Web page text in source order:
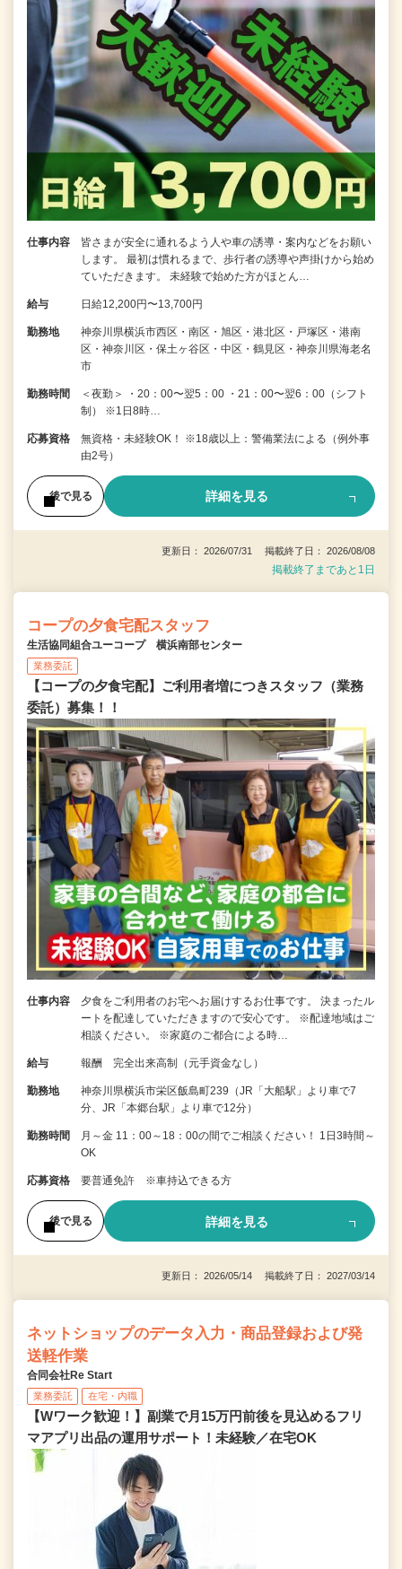
仕事内容
皆さまが安全に通れるよう人や車の誘導・案内などをお願い
します。 最初は慣れるまで、歩行者の誘導や声掛けから始め
ていただきます。 未経験で始めた方がほとん…
給与 日給12,200円〜13,700円
勤務地
神奈川県横浜市西区・南区・旭区・港北区・戸塚区・港南
区・神奈川区・保土ヶ谷区・中区・鶴見区・神奈川県海老名
市
勤務時間
＜夜勤＞ ・20：00〜翌5：00 ・21：00〜翌6：00（シフト
制） ※1日8時…
応募資格
無資格・未経験OK！ ※18歳以上：警備業法による（例外事
由2号）
後で見る 詳細を見る
更新日： 2026/07/31 掲載終了日： 2026/08/08
掲載終了まであと1日
コープの夕食宅配スタッフ
生活協同組合ユーコープ 横浜南部センター
業務委託
【コープの夕食宅配】ご利用者増につきスタッフ（業務
委託）募集！！
仕事内容
夕食をご利用者のお宅へお届けするお仕事です。 決まったル
ートを配達していただきますので安心です。 ※配達地域はご
相談ください。 ※家庭のご都合による時…
給与 報酬 完全出来高制（元手資金なし）
勤務地
神奈川県横浜市栄区飯島町239（JR「大船駅」より車で7
分、JR「本郷台駅」より車で12分）
勤務時間
月～金 11：00～18：00の間でご相談ください！ 1日3時間～
OK
応募資格 要普通免許 ※車持込できる方
後で見る 詳細を見る
更新日： 2026/05/14 掲載終了日： 2027/03/14
ネットショップのデータ入力・商品登録および発
送軽作業
合同会社Re Start
業務委託 在宅・内職
【Wワーク歓迎！】副業で月15万円前後を見込めるフリ
マアプリ出品の運用サポート！未経験／在宅OK